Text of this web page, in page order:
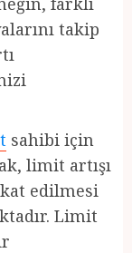
takip
sahibi için
limit artışı
edilmesi
Limit